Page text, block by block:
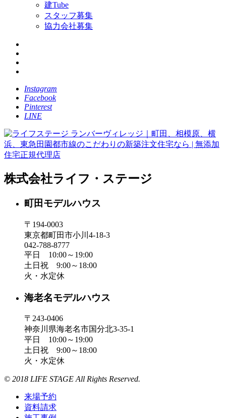
建Tube
スタッフ募集
協力会社募集
Instagram
Facebook
Pinterest
LINE
株式会社ライフ・ステージ
町田モデルハウス
〒194-0003
東京都町田市小川4-18-3
042-788-8777
平日 10:00～19:00
土日祝 9:00～18:00
火・水定休
海老名モデルハウス
〒243-0406
神奈川県海老名市国分北3-35-1
平日 10:00～19:00
土日祝 9:00～18:00
火・水定休
© 2018 LIFE STAGE All Rights Reserved.
来場予約
資料請求